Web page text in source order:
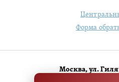
Форма
Москва, ул.